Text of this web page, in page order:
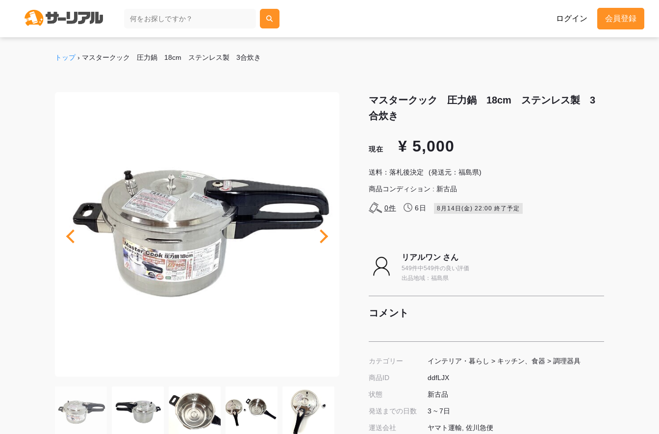
ログイン 会員登録
トップ› マスタークック 圧力鍋 18cm ステンレス製 3合炊き
マスタークック 圧力鍋 18cm ステンレス製 3
合炊き
現在 ¥ 5,000
送料：落札後決定 (発送元：福島県)
商品コンディション : 新古品
0件 6日 8月14日(金) 22:00 終了予定
リアルワン さん
549件中549件の良い評価
出品地域：福島県
コメント
カテゴリー インテリア・暮らし > キッチン、食器 > 調理器具
商品ID ddfLJX
状態 新古品
発送までの日数 3 ~ 7日
運送会社 ヤマト運輸, 佐川急便